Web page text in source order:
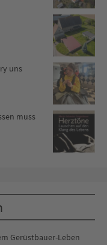
uns
muss
Gerüstbauer-Leben